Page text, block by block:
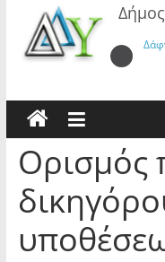
Δήμος
Ορισμός